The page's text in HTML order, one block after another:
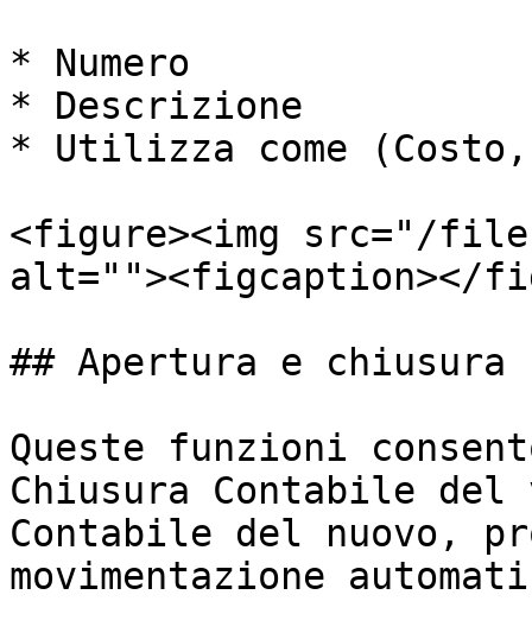
* Numero
* Descrizione
* Utilizza come
<figure><img src="/files/
alt=""><figcaption></
## Apertura e
Queste funzioni
Chiusura Contabile del
Contabile del nuovo,
movimentazione